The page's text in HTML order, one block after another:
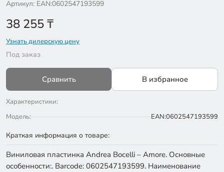
Артикул: EAN:0602547193599
38 255₸
Узнать дилерскую цену
Под заказ
Сравнить В избранное
Характеристики:
Модель:
EAN:0602547193599
Краткая информация о товаре:
Виниловая пластинка Andrea Bocelli – Amore. Основные
особенности:. Barcode: 0602547193599. Наименование